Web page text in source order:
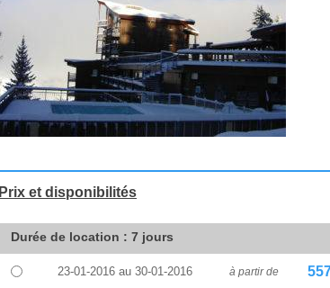
Prix et disponibilités
Durée de location : 7 jours
23-01-2016 au 30-01-2016 à partir de